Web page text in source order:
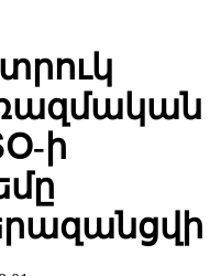
ռազմական
ի